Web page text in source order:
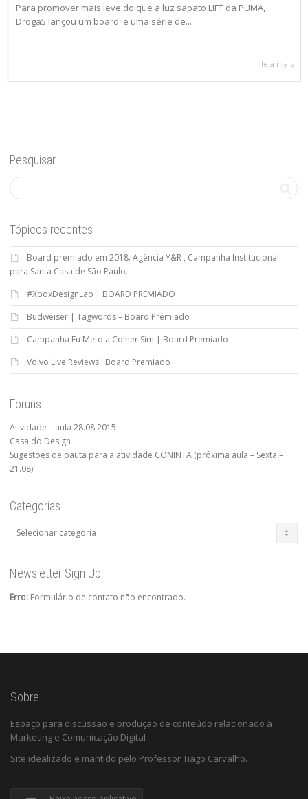
Para promover mais leve do que a luz sapato LIFT da PUMA,
Droga5 lançou um board e uma série de...
leia mais
Pesquisar
Tópicos recentes
Board premiado em 2018. Agência Y&R , Campanha Institucional
para Santa Casa de São Paulo.
#XboxDesignLab | BOARD PREMIADO
Budweiser | Tagwords – Board Premiado
Campanha Eu Meto a Colher Sim | Board Premiado
Volvo Live Reviews l Board Premiado
Foruns
Atividade – aula 28.08.2015
Casa do Design
Sugestões de pauta para a atividade CONINTA (próxima aula – Sexta –
21.08)
Categorias
Categorias
Newsletter Sign Up
Erro: Formulário de contato não encontrado.
Sobre
Espaço para discussão e produção de conteúdo relacionado à
Marketing e Comunicação Digital
Site idealizado e mantido pelo Professor Tiago Carvalho.